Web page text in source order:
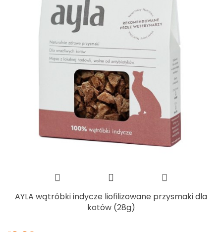
AYLA wątróbki indycze liofilizowane przysmaki dla
kotów (28g)